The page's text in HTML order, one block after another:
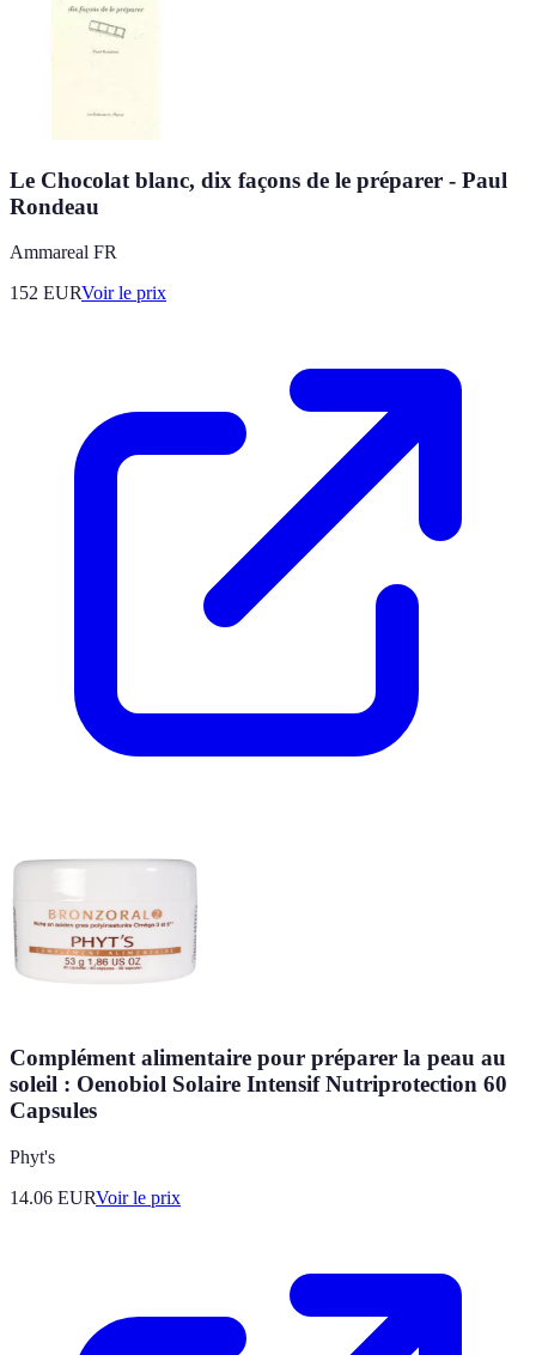
Le Chocolat blanc, dix façons de le préparer - Paul
Rondeau
Ammareal FR
152 EURVoir le prix
Complément alimentaire pour préparer la peau au
soleil : Oenobiol Solaire Intensif Nutriprotection 60
Capsules
Phyt's
14.06 EURVoir le prix